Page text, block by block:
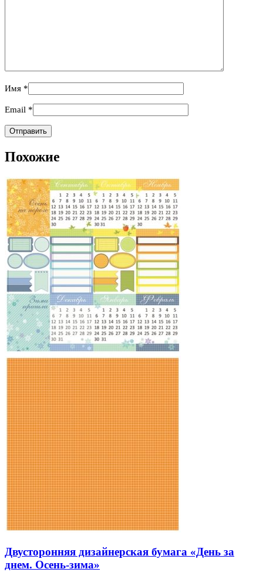
Имя *
Email *
Похожие
Двусторонняя дизайнерская бумага «День за
днем. Осень-зима»